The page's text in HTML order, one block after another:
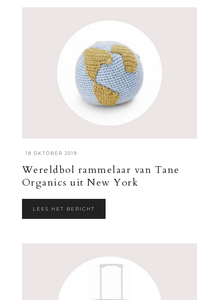
·18 OKTOBER 2019
Wereldbol rammelaar van Tane
Organics uit New York
LEES HET BERICHT